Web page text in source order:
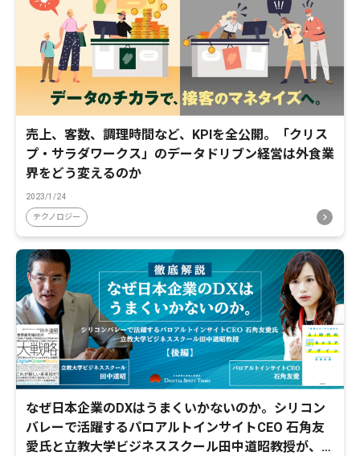
売上、客数、調理時間など、KPIを全公開。「クリス
プ・サラダワークス」のデータドリブン経営は外食業
界をどう変えるのか
2023/1/24
テクノロジー
なぜ日本企業のDXはうまくいかないのか。シリコン
バレーで活躍するパロアルトインサイトCEO 石角友
愛氏と立教大学ビジネススクール田中道昭教授が、要